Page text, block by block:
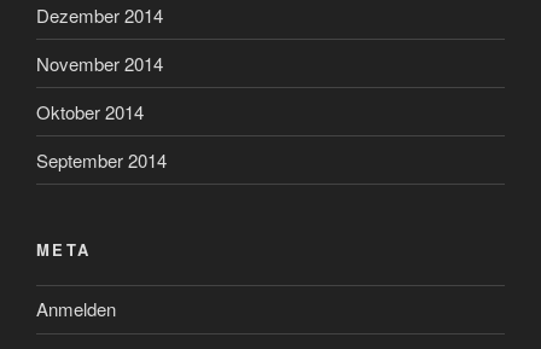
Dezember 2014
November 2014
Oktober 2014
September 2014
META
Anmelden